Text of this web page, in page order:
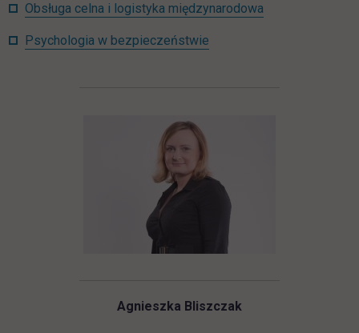
Obsługa celna i logistyka międzynarodowa
Psychologia w bezpieczeństwie
Agnieszka Bliszczak